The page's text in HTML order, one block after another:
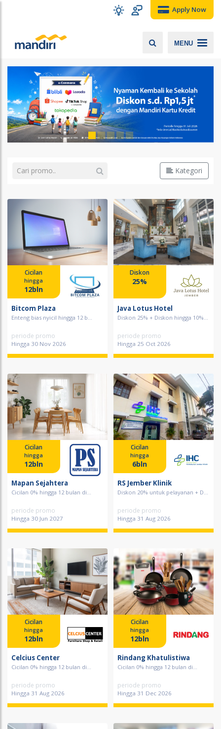
Apply Now
MENU
Kategori
Cicilan
hingga
12bln
Bitcom Plaza
Enteng bias nyicil hingga 12 b...
periode promo
Hingga 30 Nov 2026
Diskon
25%
Java Lotus Hotel
Diskon 25% + Diskon hingga 10%...
periode promo
Hingga 25 Oct 2026
Cicilan
hingga
12bln
Mapan Sejahtera
Cicilan 0% hingga 12 bulan di...
periode promo
Hingga 30 Jun 2027
Cicilan
hingga
6bln
RS Jember Klinik
Diskon 20% untuk pelayanan + D...
periode promo
Hingga 31 Aug 2026
Cicilan
hingga
12bln
Celcius Center
Cicilan 0% hingga 12 bulan di...
periode promo
Hingga 31 Aug 2026
Cicilan
hingga
12bln
Rindang Khatulistiwa
Cicilan 0% hingga 12 bulan di...
periode promo
Hingga 31 Dec 2026